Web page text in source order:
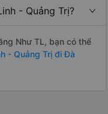
- Quảng Trị?
Như TL, bạn có thể
- Quảng Trị đi Đà